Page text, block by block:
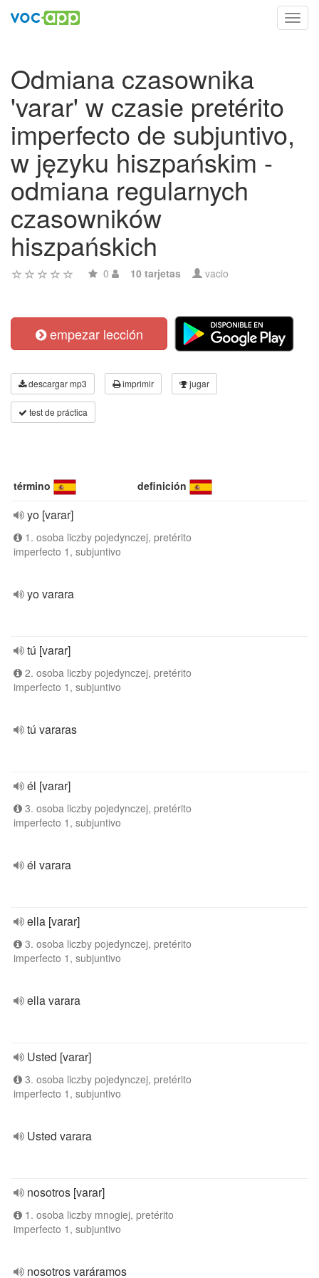
Odmiana czasownika
'varar' w czasie pretérito
imperfecto de subjuntivo,
w języku hiszpańskim -
odmiana regularnych
czasowników
hiszpańskich
0 10 tarjetas vacio
empezar lección
descargar mp3 imprimir jugar
test de práctica
término definición
yo [varar]
1. osoba liczby pojedynczej, pretérito
imperfecto 1, subjuntivo
yo varara
tú [varar]
2. osoba liczby pojedynczej, pretérito
imperfecto 1, subjuntivo
tú vararas
él [varar]
3. osoba liczby pojedynczej, pretérito
imperfecto 1, subjuntivo
él varara
ella [varar]
3. osoba liczby pojedynczej, pretérito
imperfecto 1, subjuntivo
ella varara
Usted [varar]
3. osoba liczby pojedynczej, pretérito
imperfecto 1, subjuntivo
Usted varara
nosotros [varar]
1. osoba liczby mnogiej, pretérito
imperfecto 1, subjuntivo
nosotros varáramos